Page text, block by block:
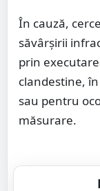
În cauză,
săvârșirii
prin
clandestine,
sau pentru
măsurare.